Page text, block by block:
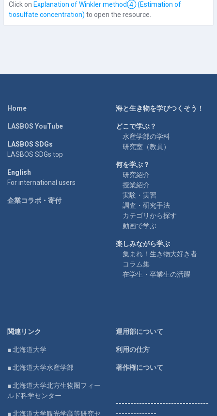
Click on Explanation of Winkler method④ (Estimation of
tiosulfate concentration) to open the resource.
Home
LASBOS YouTube
LASBOS SDGs
LASBOS SDGs top
English
For international users
企業コラボ・寄付
海と生き物を学びつくそう！
どこで学ぶ？
水産学部の学科
研究室（教員）
何を学ぶ？
研究紹介
授業紹介
実験・実習
調査・研究手法
カテゴリから探す
動画で学ぶ
楽しみながら学ぶ
集まれ！生き物大好き者
コラム集
在学生・卒業生の活躍
関連リンク
■ 北海道大学
■ 北海道大学水産学部
■ 北海道大学北方生物圏フィー
ルド科学センター
■ 北海道大学観光学高等研究セ
運用部について
利用の仕方
著作権について
--------------------------------
--------------